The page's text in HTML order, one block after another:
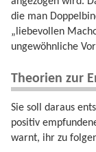
die man
„liebevollen
ungewöhnliche
Theorien zur
Sie soll daraus
positiv
warnt, ihr zu